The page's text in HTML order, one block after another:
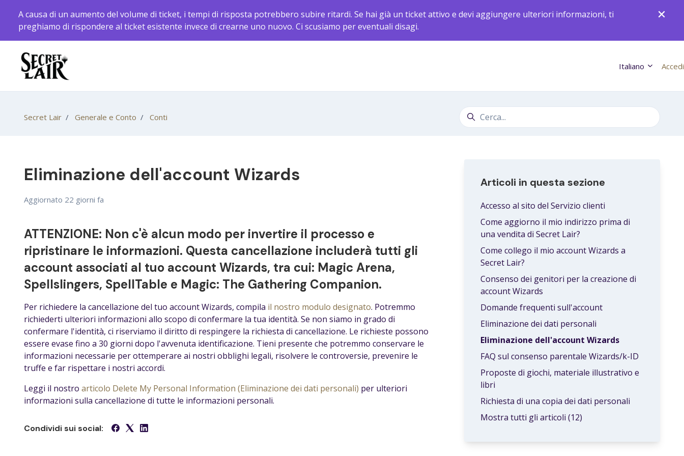
A causa di un aumento del volume di ticket, i tempi di risposta potrebbero subire ritardi. Se hai già un ticket attivo e devi aggiungere ulteriori informazioni, ti
preghiamo di rispondere al ticket esistente invece di crearne uno nuovo. Ci scusiamo per eventuali disagi.
Italiano Accedi
Secret Lair Generale e Conto Conti Ricerca
Eliminazione dell'account Wizards
Aggiornato 22 giorni fa
ATTENZIONE: Non c'è alcun modo per invertire il processo e
ripristinare le informazioni. Questa cancellazione includerà tutti gli
account associati al tuo account Wizards, tra cui: Magic Arena,
Spellslingers, SpellTable e Magic: The Gathering Companion.
Per richiedere la cancellazione del tuo account Wizards, compila il nostro modulo designato. Potremmo
richiederti ulteriori informazioni allo scopo di confermare la tua identità. Se non siamo in grado di
confermare l'identità, ci riserviamo il diritto di respingere la richiesta di cancellazione. Le richieste possono
essere evase fino a 30 giorni dopo l'avvenuta identificazione. Tieni presente che potremmo conservare le
informazioni necessarie per ottemperare ai nostri obblighi legali, risolvere le controversie, prevenire le
truffe e far rispettare i nostri accordi.
Leggi il nostro articolo Delete My Personal Information (Eliminazione dei dati personali) per ulteriori
informazioni sulla cancellazione di tutte le informazioni personali.
Condividi sui social:
Articoli in questa sezione
Accesso al sito del Servizio clienti
Come aggiorno il mio indirizzo prima di
una vendita di Secret Lair?
Come collego il mio account Wizards a
Secret Lair?
Consenso dei genitori per la creazione di
account Wizards
Domande frequenti sull'account
Eliminazione dei dati personali
Eliminazione dell'account Wizards
FAQ sul consenso parentale Wizards/k-ID
Proposte di giochi, materiale illustrativo e
libri
Richiesta di una copia dei dati personali
Mostra tutti gli articoli (12)